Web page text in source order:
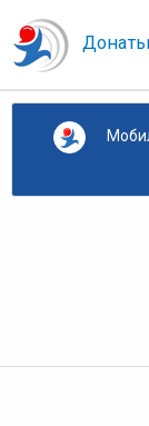
Донаты